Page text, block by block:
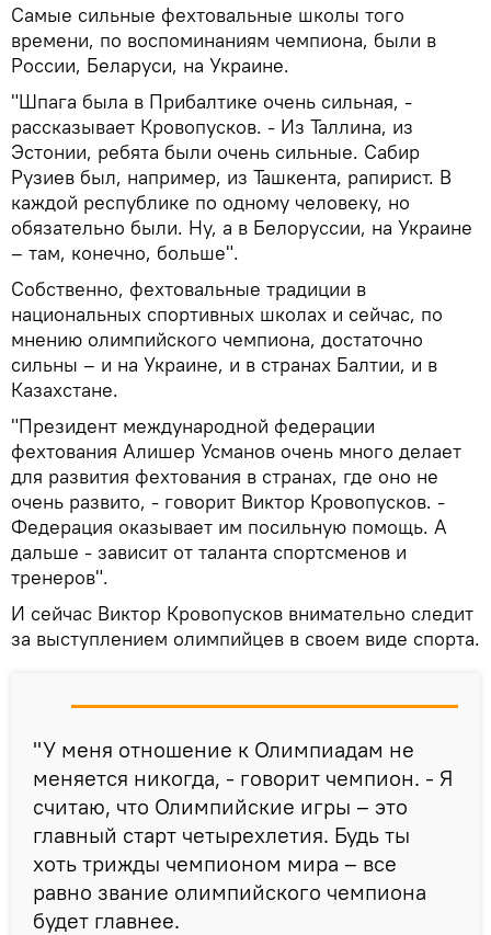
Самые сильные фехтовальные школы того
времени, по воспоминаниям чемпиона, были в
России, Беларуси, на Украине.
"Шпага была в Прибалтике очень сильная, -
рассказывает Кровопусков. - Из Таллина, из
Эстонии, ребята были очень сильные. Сабир
Рузиев был, например, из Ташкента, рапирист. В
каждой республике по одному человеку, но
обязательно были. Ну, а в Белоруссии, на Украине
– там, конечно, больше".
Собственно, фехтовальные традиции в
национальных спортивных школах и сейчас, по
мнению олимпийского чемпиона, достаточно
сильны – и на Украине, и в странах Балтии, и в
Казахстане.
"Президент международной федерации
фехтования Алишер Усманов очень много делает
для развития фехтования в странах, где оно не
очень развито, - говорит Виктор Кровопусков. -
Федерация оказывает им посильную помощь. А
дальше - зависит от таланта спортсменов и
тренеров".
И сейчас Виктор Кровопусков внимательно следит
за выступлением олимпийцев в своем виде спорта.
"У меня отношение к Олимпиадам не
меняется никогда, - говорит чемпион. - Я
считаю, что Олимпийские игры – это
главный старт четырехлетия. Будь ты
хоть трижды чемпионом мира – все
равно звание олимпийского чемпиона
будет главнее.